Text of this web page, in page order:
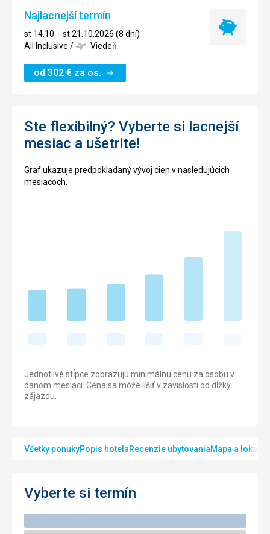
Najlacnejší termín
st 14.10. - st 21.10.2026 (8 dní)
All Inclusive / Viedeň
od 302 € za os.
Najlacnejší
Ste flexibilný? Vyberte si lacnejší
mesiac a ušetrite!
Graf ukazuje predpokladaný vývoj cien v nasledujúcich
mesiacoch.
Jednotlivé stĺpce zobrazujú minimálnu cenu za osobu v
danom mesiaci. Cena sa môže líšiť v zavislosti od dĺžky
zájazdu.
Všetky ponukyPopis hotelaRecenzie ubytovaniaMapa a lokalita
Vyberte si termín